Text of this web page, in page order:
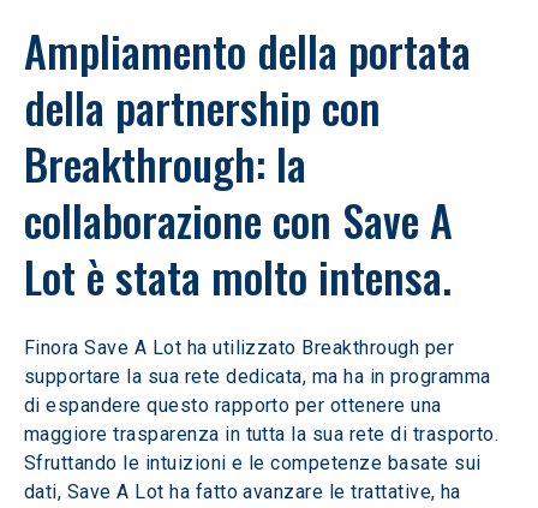
Ampliamento della portata
della partnership con
Breakthrough: la
collaborazione con Save A
Lot è stata molto intensa.
Finora Save A Lot ha utilizzato Breakthrough per
supportare la sua rete dedicata, ma ha in programma
di espandere questo rapporto per ottenere una
maggiore trasparenza in tutta la sua rete di trasporto.
Sfruttando le intuizioni e le competenze basate sui
dati, Save A Lot ha fatto avanzare le trattative, ha